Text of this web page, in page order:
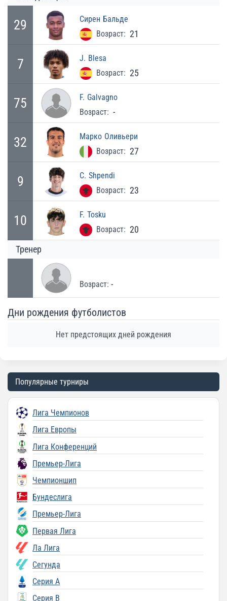
29 Сирен Бальде
Возраст: 21
7 J. Blesa
Возраст: 25
75 F. Galvagno
Возраст: -
32 Марко Оливьери
Возраст: 27
9 C. Shpendi
Возраст: 23
10 F. Tosku
Возраст: 20
Тренер
Возраст: -
Дни рождения футболистов
Нет предстоящих дней рождения
Популярные турниры
Лига Чемпионов
Лига Европы
Лига Конференций
Премьер-Лига
Чемпионшип
Бундеслига
Премьер-Лига
Первая Лига
Ла Лига
Сегунда
Серия A
Серия B